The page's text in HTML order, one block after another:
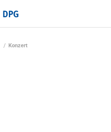
Konzert